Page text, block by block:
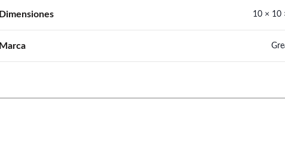
Dimensiones 10 × 10
Marca